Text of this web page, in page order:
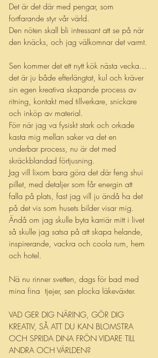
Det är det där med pengar, som
fortfarande styr vår värld.
Den nöten skall bli intressant att se på när
den knäcks, och jag välkomnar det varmt.
Sen kommer det ett nytt kök nästa vecka...
det är ju både efterlängtat, kul och kräver
sin egen kreativa skapande process av
ritning, kontakt med tillverkare, snickare
och inköp av material.
Förr när jag va fysiskt stark och orkade
kasta mig mellan saker va det en
underbar process, nu är det med
skräckblandad förtjusning.
Jag vill lixom bara göra det där feng shui
pillet, med detaljer som får energin att
falla på plats, fast jag vill ju ändå ha det
på det vis som husets bilder visar mig.
Ändå om jag skulle byta karriär mitt i livet
så skulle jag satsa på att skapa helande,
inspirerande, vackra och coola rum, hem
och hotel.
Nä nu rinner svetten, dags för bad med
mina fina  tjejer, sen plocka läkeväxter.
VAD GER DIG NÄRING, GÖR DIG
KREATIV, SÅ ATT DU KAN BLOMSTRA
OCH SPRIDA DINA FRÖN VIDARE TILL
ANDRA OCH VÄRLDEN?